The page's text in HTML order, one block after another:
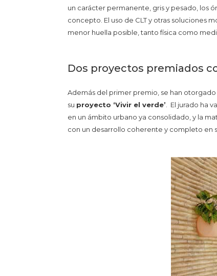
un carácter permanente, gris y pesado, los
concepto. El uso de CLT y otras soluciones
menor huella posible, tanto física como
Dos proyectos premiados
Además del primer premio, se han
su proyecto ‘Vivir el verde’ . El jurado ha
en un ámbito urbano ya consolidado, y la
con un desarrollo coherente y completo en